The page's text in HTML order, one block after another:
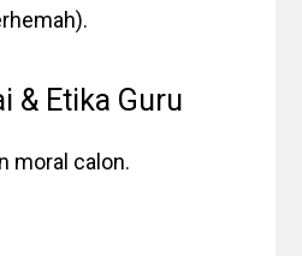
& Etika Guru
moral calon.